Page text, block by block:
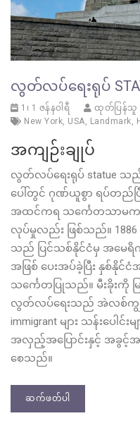
လွတ်လပ်ရေးရုပ်
1၊ 1 ဇန်နဝါရီ
ထုတ်ပြန်သူ
New York, USA, Landmark,
အကျဉ်းချုပ်
လွတ်လပ်ရေးရုပ် statue သ
ပေါ်တွင် ဂုဏ်ယူစွာ ရပ်တည်
အထင်ကရ သင်္ကေတသာမ
လုပ်မှုလည်း ဖြစ်သည်။ 1886
သည် ပြင်သစ်နိုင်ငံမှ အမေ
အဖြစ် ပေးအပ်ခဲ့ပြီး နှစ်နို
သင်္ကေတပြုသည်။ မီးခိုးကို မ
လွတ်လပ်ရေးသည် အဲလစ်ကျွ
immigrant များ သန်းပေါ
အလှည့်အပြောင်းနှင့် အခွင့်
စေသည်။
ဆက်ဖတ်ပါ